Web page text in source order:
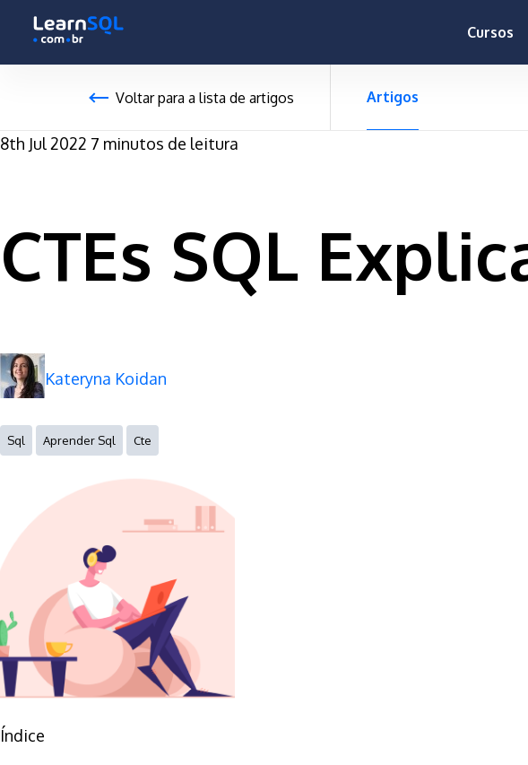
null --496155 hours only! Cursos
Voltar para a lista de artigos Artigos
8th Jul 2022 7 minutos de leitura
CTEs SQL
Kateryna Koidan
Sql Aprender Sql Cte
Índice